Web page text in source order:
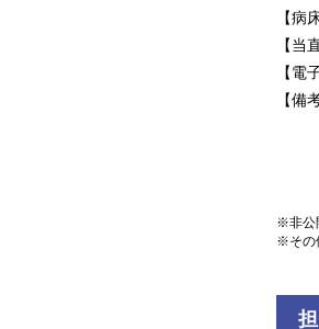
【病
【当
【電
【備
※非公
※その